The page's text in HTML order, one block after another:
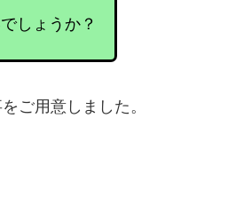
しょうか？
ご用意しました。